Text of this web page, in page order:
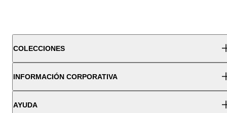
COLECCIONES
INFORMACIÓN CORPORATIVA
AYUDA